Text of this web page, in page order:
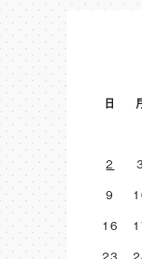
日
2
3
9
16